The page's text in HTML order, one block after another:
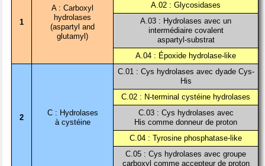
1
A : Carboxyl
hydrolases
(aspartyl and
glutamyl)
A.02 : Glycosidases
A.03 : Hydrolases avec un
intermédiaire covalent
aspartyl-substrat
A.04 : Époxide hydrolase-like
2
C : Hydrolases
à cystéine
C.01 : Cys hydrolases avec dyade Cys-
His
C.02 : N-terminal cystéine hydrolases
C.03 : Cys hydrolases avec
His comme donneur de proton
C.04 : Tyrosine phosphatase-like
C.05 : Cys hydrolases avec groupe
carboxyl comme accepteur de proton